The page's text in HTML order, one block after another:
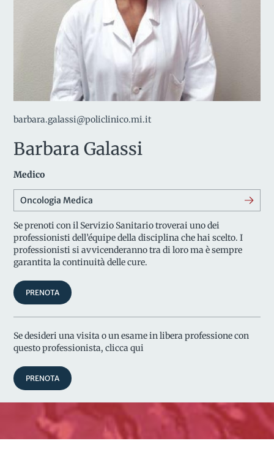
barbara.galassi@policlinico.mi.it
Barbara Galassi
Medico
Oncologia Medica
Se prenoti con il Servizio Sanitario troverai uno dei
professionisti dell’équipe della disciplina che hai scelto. I
professionisti si avvicenderanno tra di loro ma è sempre
garantita la continuità delle cure.
PRENOTA
Se desideri una visita o un esame in libera professione con
questo professionista, clicca qui
PRENOTA